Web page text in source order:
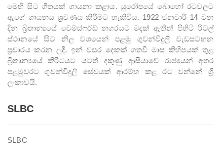
Asia Service
Yaal Fm
Ruhunu Sewaya
City FM
මෙහි සිට ගීතයක් ගායනා කළාය. යුරෝපයේ බොහෝ රටවලට
ඇගේ ගායනය ශ්‍රවණය කිරීමට හැකිවිය. 1922 ජනවාරි 14 වන
දින බ්‍රිතාන්‍යයේ චෙම්ස්ෆර්ඩ් නගරයට මදක් ඈතින් පිහිටි රිට්ල්
ස්ථානයේ සිට නිල වශයෙන් පළමු ගුවන්විදුලි වැඩසටහන
ප්‍රචාරය කරන ලදී. ඉන් වසර දෙකක් ගතවී මාස කිහිපයක් තුළ
බ්‍රිතාන්‍යයේ කිරීටයට යටත් දකුණු ආසියාවේ රාජ්‍යයන් අතර
පළමුවරට ගුවන්විදුලි සේවයක් ආරම්භ කළ රට වන්නේ ශ්‍රී
ලංකාවයි.
SLBC
SLBC